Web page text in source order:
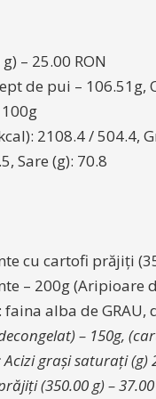
– 25.00 RON
de pui – 106.51g,
2108.4 / 504.4,
Sare (g): 70.8
cu cartofi prăjiți
– 200g (Aripioare
alba de GRAU,
– 150g,
grași saturați (g)
(350.00 g) –